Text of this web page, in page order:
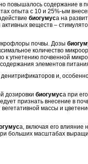
повышалось содержание в
опыта с 10 и 25%-ым
биогумуса на
веществ –
почвы. Дозы
количество
к угнетению почвенной
элементов
и,
дозировки биогумуса при
признать внесение в
массы и
а, включая его влияние
больших масштабах